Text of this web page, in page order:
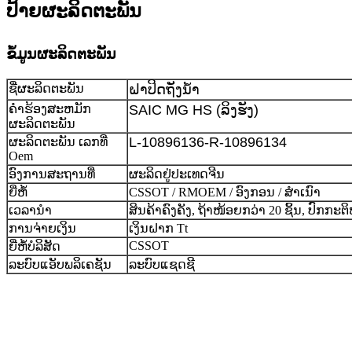
ປ້າຍຜະລິດຕະພັນ
ຂໍ້ມູນຜະລິດຕະພັນ
ຊື່ຜະລິດຕະພັນ ຝາປິດຖັງນ້ຳ
ຄໍາຮ້ອງສະຫມັກ
ຜະລິດຕະພັນ
SAIC MG HS (ລິງຮັງ)
ຜະລິດຕະພັນ ເລກທີ່
Oem
L-10896136-R-10896134
ອົງການສະຖານທີ່
ຜະລິດຢູ່ປະເທດຈີນ
ຍີ່ຫໍ້
CSSOT / RMOEM / ອົງກອນ / ສຳເນົາ
ເວລານຳ
ສິນຄ້າຄົງຄັງ, ຖ້າໜ້ອຍກວ່າ 20 ຊິ້ນ, ປົກກະ
ການຈ່າຍເງິນ
ເງິນຝາກ Tt
ຍີ່ຫໍ້ບໍລິສັດ
CSSOT
ລະບົບແອັບພລິເຄຊັນ
ລະບົບແຊດຊີ